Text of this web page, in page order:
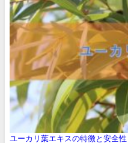
ユーカリ葉エキスの特徴と安全性